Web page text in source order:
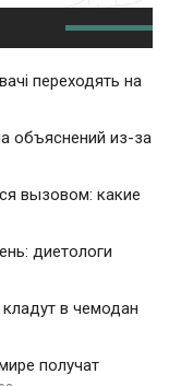
переходять на
объяснений из-за
вызовом: какие
диетологи
в чемодан
получат